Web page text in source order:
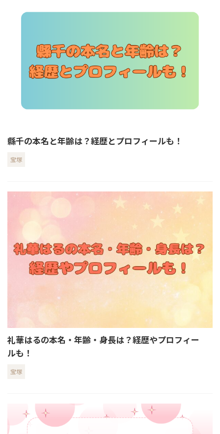
縣千の本名と年齢は？経歴とプロフィールも！
宝塚
礼華はるの本名・年齢・身長は？経歴やプロフィー
ルも！
宝塚